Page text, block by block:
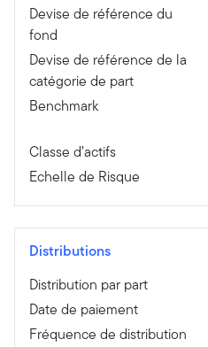
Devise de référence du
fond
Devise de référence de la
catégorie de part
Benchmark
Classe d’actifs
Echelle de Risque
Distributions
Distribution par part
Date de paiement
Fréquence de distribution